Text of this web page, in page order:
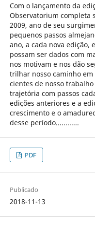
Com o lançamento da
Observatorium completa
2009, ano de seu
pequenos passos
ano, a cada nova edição,
possam ser dados com
nos motivam e nos dão
trilhar nosso caminho em
cientes de nosso
trajetória com passos
edições anteriores e a
crescimento e o
desse período............
PDF
Publicado
2018-11-13